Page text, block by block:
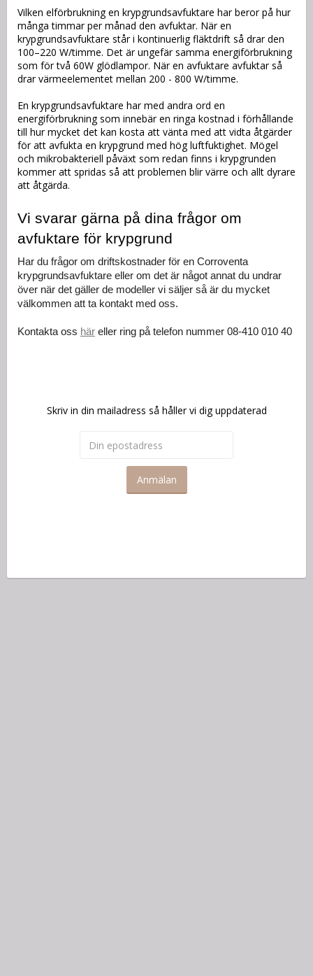
Vilken elförbrukning en krypgrundsavfuktare har beror på hur
många timmar per månad den avfuktar. När en
krypgrundsavfuktare står i kontinuerlig fläktdrift så drar den
100–220 W/timme. Det är ungefär samma energiförbrukning
som för två 60W glödlampor. När en avfuktare avfuktar så
drar värmeelementet mellan 200 - 800 W/timme.
En krypgrundsavfuktare har med andra ord en
energiförbrukning som innebär en ringa kostnad i förhållande
till hur mycket det kan kosta att vänta med att vidta åtgärder
för att avfukta en krypgrund med hög luftfuktighet. Mögel
och mikrobakteriell påväxt som redan finns i krypgrunden
kommer att spridas så att problemen blir värre och allt dyrare
att åtgärda.
Vi svarar gärna på dina frågor om
avfuktare för krypgrund
Har du frågor om driftskostnader för en Corroventa
krypgrundsavfuktare eller om det är något annat du undrar
över när det gäller de modeller vi säljer så är du mycket
välkommen att ta kontakt med oss.
Kontakta oss här eller ring på telefon nummer 08-410 010 40
Skriv in din mailadress så håller vi dig uppdaterad
Anmälan